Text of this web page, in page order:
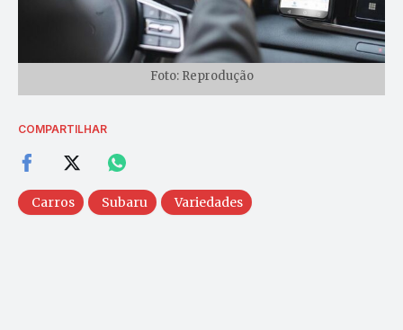
Foto: Reprodução
COMPARTILHAR
Carros Subaru Variedades